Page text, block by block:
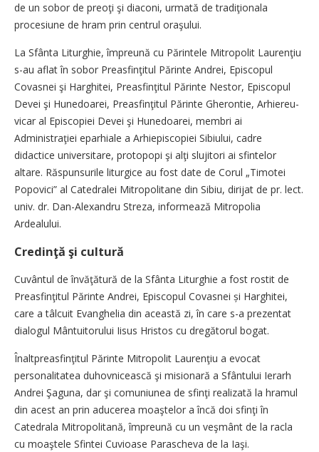
de un sobor de preoţi şi diaconi, urmată de tradiţionala
procesiune de hram prin centrul oraşului.
La Sfânta Liturghie, împreună cu Părintele Mitropolit Laurenţiu
s-au aflat în sobor Prea­sfinţitul Părinte Andrei, Episcopul
Covasnei şi Harghitei, Preasfinţitul Părinte Nestor, Episcopul
Devei şi Hunedoarei, Preasfinţitul Părinte Gherontie, Arhiereu-
vicar al Episcopiei Devei şi Hunedoarei, membri ai
Administraţiei eparhiale a Arhiepiscopiei Sibiului, cadre
didactice universitare, protopopi şi alţi slujitori ai sfintelor
altare. Răspunsurile liturgice au fost date de Corul „Timotei
Popovici” al Catedralei Mitropolitane din Sibiu, dirijat de pr. lect.
univ. dr. Dan-Alexandru Streza, informează Mitropolia
Ardealului.
Credinţă şi cultură
Cuvântul de învăţătură de la Sfânta Liturghie a fost rostit de
Preasfinţitul Părinte Andrei, Episcopul Covasnei și Harghitei,
care a tâlcuit Evanghelia din această zi, în care s-a prezentat
dialogul Mântuitorului Iisus Hristos cu dregătorul bogat.
Înaltpreasfinţitul Părinte Mitropolit Laurenţiu a evocat
personalitatea duhovnicească şi misionară a Sfântului Ierarh
Andrei Şaguna, dar şi comuniunea de sfinţi realizată la hramul
din acest an prin aducerea moaştelor a încă doi sfinţi în
Catedrala Mitropolitană, împreună cu un veşmânt de la racla
cu moaştele Sfintei Cuvioase Parascheva de la Iaşi.